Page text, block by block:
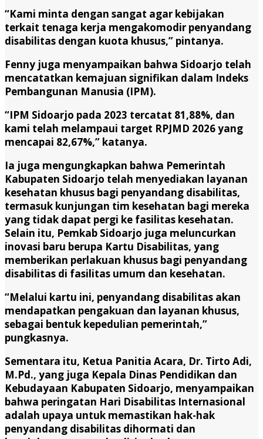
“Kami minta dengan sangat agar kebijakan
terkait tenaga kerja mengakomodir penyandang
disabilitas dengan kuota khusus,” pintanya.
Fenny juga menyampaikan bahwa Sidoarjo telah
mencatatkan kemajuan signifikan dalam Indeks
Pembangunan Manusia (IPM).
“IPM Sidoarjo pada 2023 tercatat 81,88%, dan
kami telah melampaui target RPJMD 2026 yang
mencapai 82,67%,” katanya.
Ia juga mengungkapkan bahwa Pemerintah
Kabupaten Sidoarjo telah menyediakan layanan
kesehatan khusus bagi penyandang disabilitas,
termasuk kunjungan tim kesehatan bagi mereka
yang tidak dapat pergi ke fasilitas kesehatan.
Selain itu, Pemkab Sidoarjo juga meluncurkan
inovasi baru berupa Kartu Disabilitas, yang
memberikan perlakuan khusus bagi penyandang
disabilitas di fasilitas umum dan kesehatan.
“Melalui kartu ini, penyandang disabilitas akan
mendapatkan pengakuan dan layanan khusus,
sebagai bentuk kepedulian pemerintah,”
pungkasnya.
Sementara itu, Ketua Panitia Acara, Dr. Tirto Adi,
M.Pd., yang juga Kepala Dinas Pendidikan dan
Kebudayaan Kabupaten Sidoarjo, menyampaikan
bahwa peringatan Hari Disabilitas Internasional
adalah upaya untuk memastikan hak-hak
penyandang disabilitas dihormati dan